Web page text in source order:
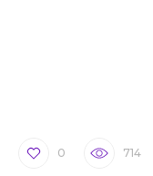
0 714